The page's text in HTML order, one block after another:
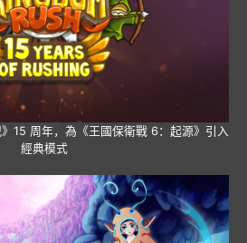
15 周年，為《王國保衛戰 6：起源》引入
經典模式